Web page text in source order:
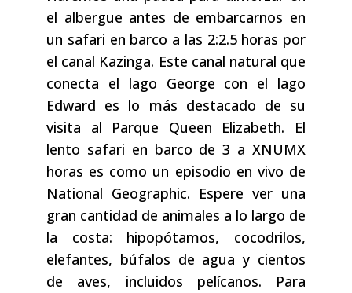
el albergue antes de embarcarnos en
un safari en barco a las 2:2.5 horas por
el canal Kazinga. Este canal natural que
conecta el lago George con el lago
Edward es lo más destacado de su
visita al Parque Queen Elizabeth. El
lento safari en barco de 3 a XNUMX
horas es como un episodio en vivo de
National Geographic. Espere ver una
gran cantidad de animales a lo largo de
la costa: hipopótamos, cocodrilos,
elefantes, búfalos de agua y cientos
de aves, incluidos pelícanos. Para